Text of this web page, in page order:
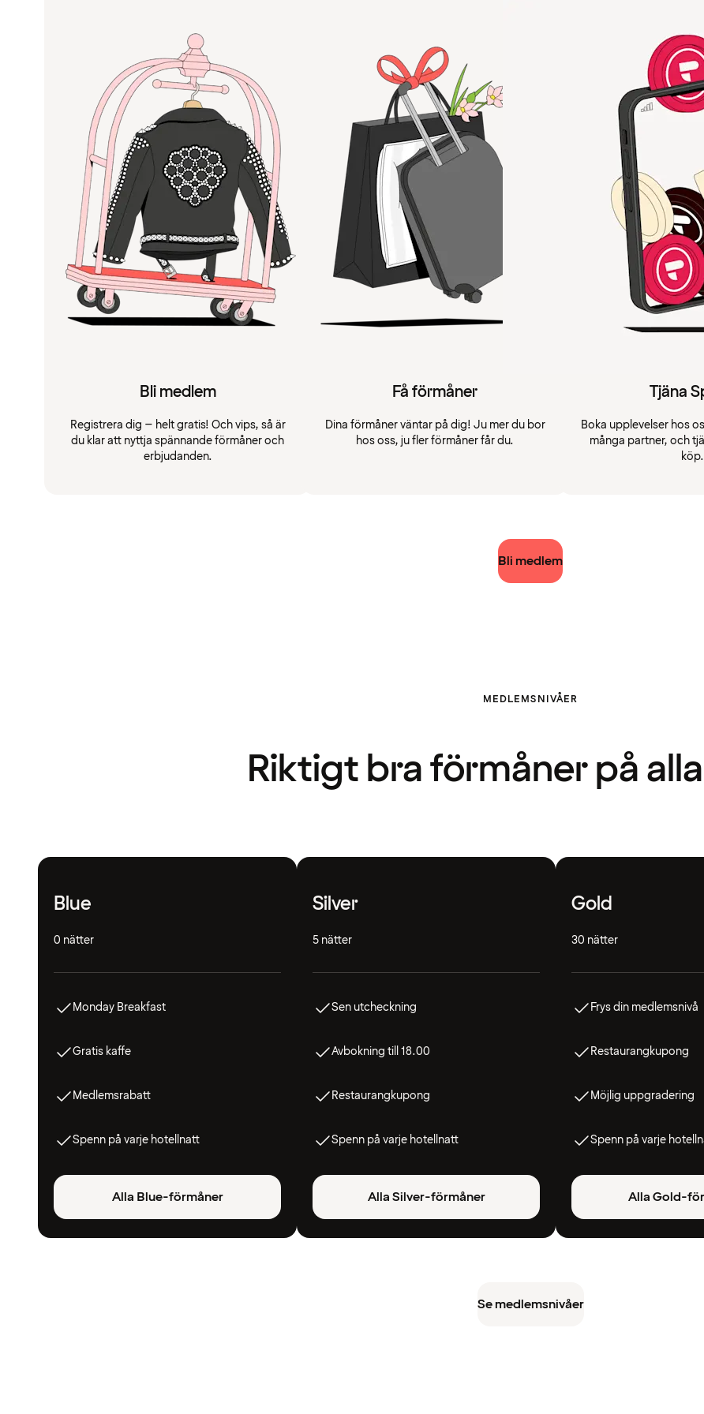
Bli medlem
Registrera dig – helt gratis! Och vips, så är
du klar att nyttja spännande förmåner och
erbjudanden.
Få förmåner
Dina förmåner väntar på dig! Ju mer du bor
hos oss, ju fler förmåner får du.
Tjäna
Boka upplevelser hos
många partner, och
köp.
Bli medlem
MEDLEMSNIVÅER
Riktigt bra förmåner på
Blue
0 nätter
Monday Breakfast
Gratis kaffe
Medlemsrabatt
Spenn på varje hotellnatt
Alla Blue-förmåner
Silver
5 nätter
Sen utcheckning
Avbokning till 18.00
Restaurangkupong
Spenn på varje hotellnatt
Alla Silver-förmåner
Gold
30 nätter
Frys din medlemsnivå
Restaurangkupong
Möjlig uppgradering
Spenn på varje
Alla Gold-
Se medlemsnivåer